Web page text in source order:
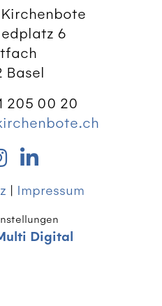
6
Basel
205 00 20
| Impressum
Digital